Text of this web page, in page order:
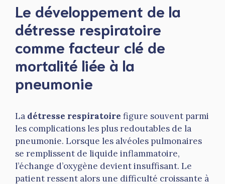
Le développement de la
détresse respiratoire
comme facteur clé de
mortalité liée à la
pneumonie
La détresse respiratoire figure souvent parmi
les complications les plus redoutables de la
pneumonie. Lorsque les alvéoles pulmonaires
se remplissent de liquide inflammatoire,
l’échange d’oxygène devient insuffisant. Le
patient ressent alors une difficulté croissante à